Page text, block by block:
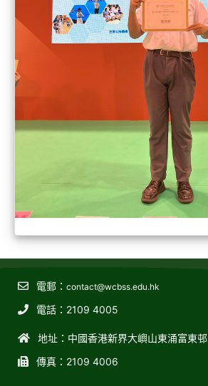
電郵： contact@wcbss.edu.hk
電話：2109 4005
地址：中國香港新界大嶼山東涌富東邨
傳真：2109 4006